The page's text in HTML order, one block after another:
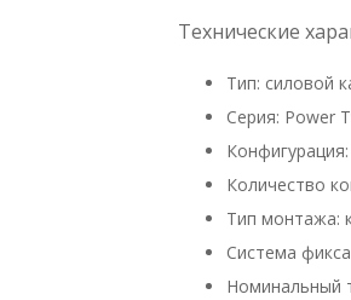
Технические
Тип: силовой
Серия: Power
Количество
Тип монтажа:
Система
Номинальный